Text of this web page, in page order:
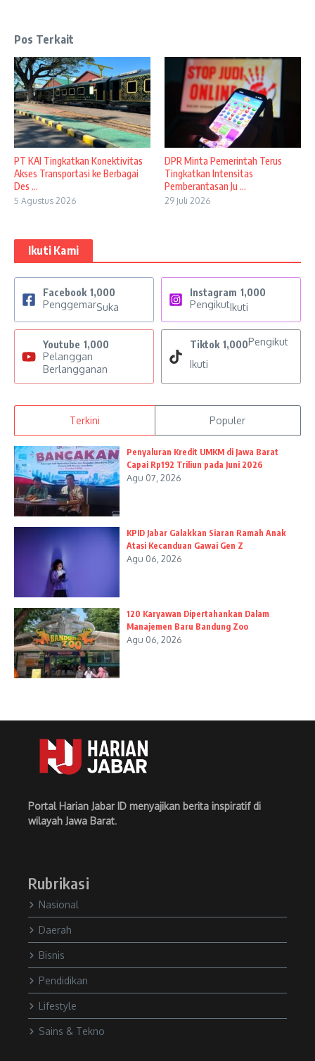
Pos Terkait
PT KAI Tingkatkan Konektivitas
Akses Transportasi ke Berbagai
Des ...
5 Agustus 2026
DPR Minta Pemerintah Terus
Tingkatkan Intensitas
Pemberantasan Ju ...
29 Juli 2026
Ikuti Kami
Facebook 1,000
PenggemarSuka
Instagram 1,000
PengikutIkuti
Youtube 1,000
Pelanggan
Berlangganan
Tiktok 1,000Pengikut
Ikuti
Terkini Populer
Penyaluran Kredit UMKM di Jawa Barat
Capai Rp192 Triliun pada Juni 2026
Agu 07, 2026
KPID Jabar Galakkan Siaran Ramah Anak
Atasi Kecanduan Gawai Gen Z
Agu 06, 2026
120 Karyawan Dipertahankan Dalam
Manajemen Baru Bandung Zoo
Agu 06, 2026
Portal Harian Jabar ID menyajikan berita inspiratif di
wilayah Jawa Barat.
Rubrikasi
Nasional
Daerah
Bisnis
Pendidikan
Lifestyle
Sains & Tekno